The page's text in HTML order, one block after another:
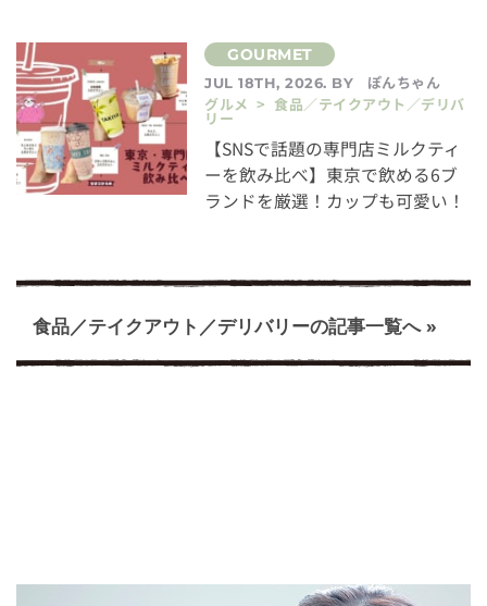
JUL 18TH, 2026. BY
ぽんちゃん
グルメ > 食品／テイクアウト／デリバ
リー
【SNSで話題の専門店ミルクティ
ーを飲み比べ】東京で飲める6ブ
ランドを厳選！カップも可愛い！
食品／テイクアウト／デリバリーの記事一覧へ »